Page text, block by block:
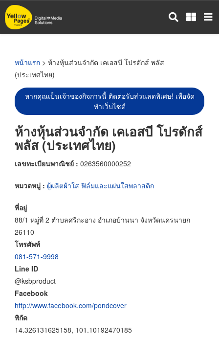
ข้าม
ไป
หน้าแรก > ห้างหุ้นส่วนจำกัด เคเอสบี โปรดักส์ พลัส
(ประเทศไทย)
หากคุณเป็นเจ้าของกิจการนี้ ติดต่อรับส่วนลดพิเศษ! เพื่อจัด
ทำเว็บไซต์
ห้างหุ้นส่วนจำกัด เคเอสบี โปรดักส์
พลัส (ประเทศไทย)
เลขทะเบียนพาณิชย์ : 0263560000252
หมวดหมู่ : ผู้ผลิตผ้าใส ฟิล์มและแผ่นใสพลาสติก
ที่อยู่
88/1 หมู่ที่ 2 ตำบลศรีกะอาง อำเภอบ้านนา จังหวัดนครนายก
26110
โทรศัพท์
081-571-9998
Line ID
@ksbproduct
Facebook
http://www.facebook.com/pondcover
พิกัด
14.326131625158, 101.10192470185